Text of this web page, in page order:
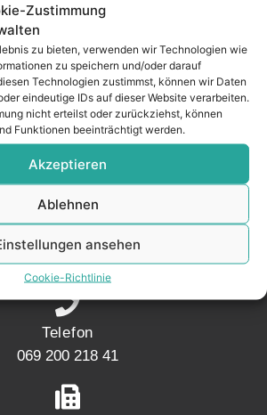
Zustimmung
zu bieten, verwenden wir Technologien wie
zu speichern und/oder darauf
Technologien zustimmst, können wir Daten
eindeutige IDs auf dieser Website verarbeiten.
nicht erteilst oder zurückziehst, können
Funktionen beeinträchtigt werden.
Akzeptieren
Ablehnen
ansehen
Cookie-Richtlinie
Adresse
Immobilien Speicherstraße 5
60327 Frankfurt
Telefon
069 200 218 41